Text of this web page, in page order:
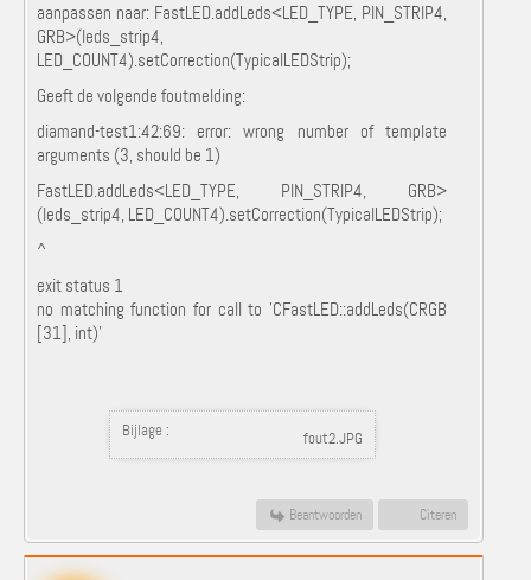
aanpassen naar: FastLED.addLeds<LED_TYPE, PIN_STRIP4,
GRB>(leds_strip4,
LED_COUNT4).setCorrection(TypicalLEDStrip);
Geeft de volgende foutmelding:
diamand-test1:42:69: error: wrong number of template
arguments (3, should be 1)
FastLED.addLeds<LED_TYPE, PIN_STRIP4, GRB>
(leds_strip4, LED_COUNT4).setCorrection(TypicalLEDStrip);
^
exit status 1
no matching function for call to 'CFastLED::addLeds(CRGB
[31], int)'
Bijlage : fout2.JPG
Beantwoorden Citeren